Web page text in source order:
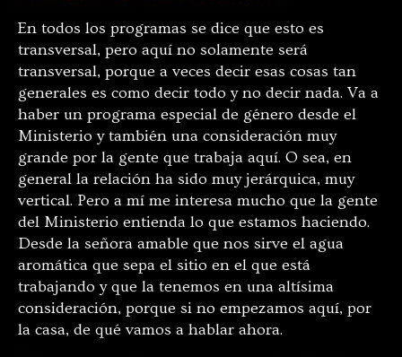
En todos los programas se dice que esto es
transversal, pero aquí no solamente será
transversal, porque a veces decir esas cosas tan
generales es como decir todo y no decir nada. Va a
haber un programa especial de género desde el
Ministerio y también una consideración muy
grande por la gente que trabaja aquí. O sea, en
general la relación ha sido muy jerárquica, muy
vertical. Pero a mí me interesa mucho que la gente
del Ministerio entienda lo que estamos haciendo.
Desde la señora amable que nos sirve el agua
aromática que sepa el sitio en el que está
trabajando y que la tenemos en una altísima
consideración, porque si no empezamos aquí, por
la casa, de qué vamos a hablar ahora.